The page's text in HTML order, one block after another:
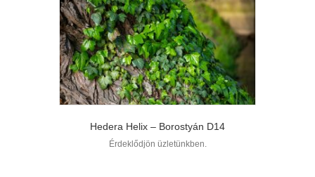
Hedera Helix – Borostyán D14
Érdeklődjön üzletünkben.